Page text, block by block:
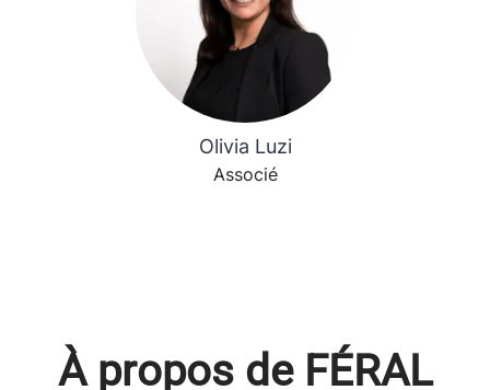
Olivia Luzi
Associé
À propos de FÉRAL